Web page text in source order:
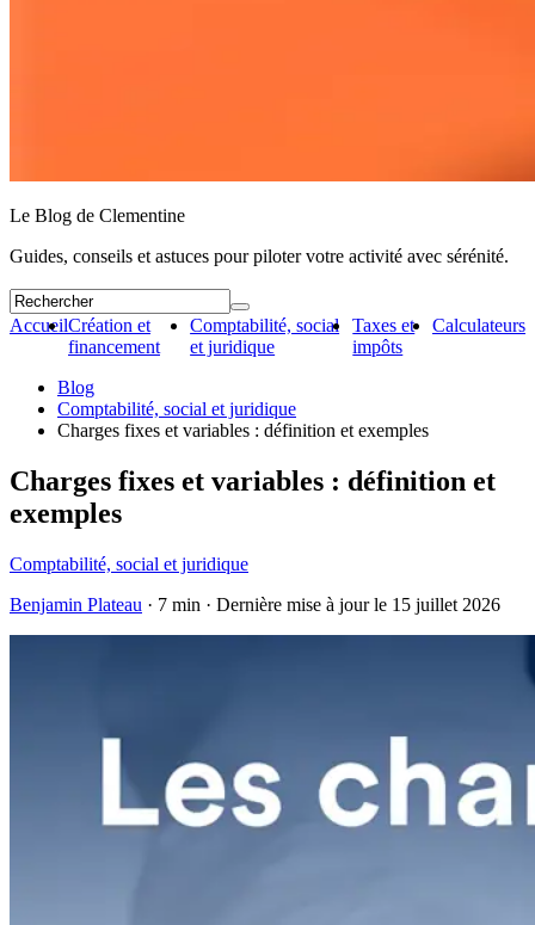
Le Blog de Clementine
Guides, conseils et astuces pour piloter votre activité avec sérénité.
AccueilCréation et
financement
Comptabilité, social
et juridique
Taxes et
impôts
Calculateurs
Blog
Comptabilité, social et juridique
Charges fixes et variables : définition et exemples
Charges fixes et variables : définition et
exemples
Comptabilité, social et juridique
Benjamin Plateau · 7 min · Dernière mise à jour le 15 juillet 2026